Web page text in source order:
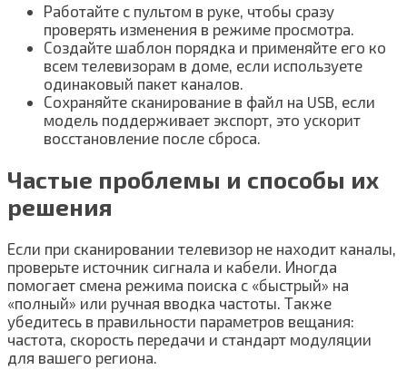
Работайте с пультом в руке, чтобы сразу
проверять изменения в режиме просмотра.
Создайте шаблон порядка и применяйте его ко
всем телевизорам в доме, если используете
одинаковый пакет каналов.
Сохраняйте сканирование в файл на USB, если
модель поддерживает экспорт, это ускорит
восстановление после сброса.
Частые проблемы и способы их
решения
Если при сканировании телевизор не находит каналы,
проверьте источник сигнала и кабели. Иногда
помогает смена режима поиска с «быстрый» на
«полный» или ручная вводка частоты. Также
убедитесь в правильности параметров вещания:
частота, скорость передачи и стандарт модуляции
для вашего региона.